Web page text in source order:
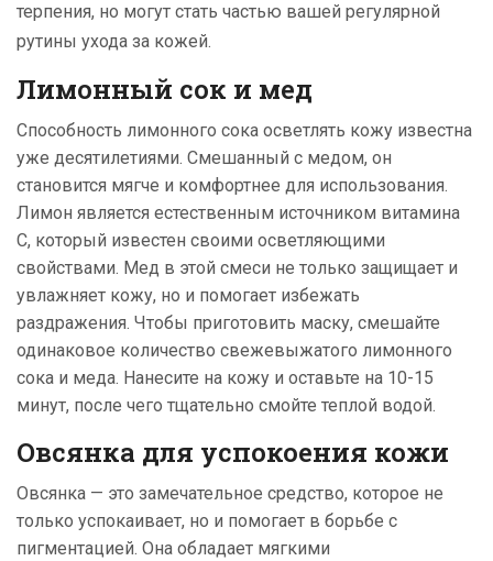
терпения, но могут стать частью вашей регулярной
рутины ухода за кожей.
Лимонный сок и мед
Способность лимонного сока осветлять кожу известна
уже десятилетиями. Смешанный с медом, он
становится мягче и комфортнее для использования.
Лимон является естественным источником витамина
С, который известен своими осветляющими
свойствами. Мед в этой смеси не только защищает и
увлажняет кожу, но и помогает избежать
раздражения. Чтобы приготовить маску, смешайте
одинаковое количество свежевыжатого лимонного
сока и меда. Нанесите на кожу и оставьте на 10-15
минут, после чего тщательно смойте теплой водой.
Овсянка для успокоения кожи
Овсянка — это замечательное средство, которое не
только успокаивает, но и помогает в борьбе с
пигментацией. Она обладает мягкими